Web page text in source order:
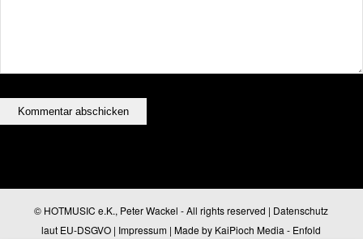
© HOTMUSIC e.K., Peter Wackel - All rights reserved | Datenschutz
laut EU-DSGVO | Impressum | Made by KaiPioch Media - Enfold